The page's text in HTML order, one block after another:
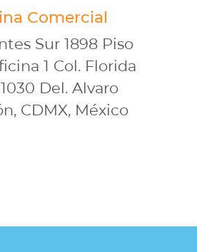
Comercial
Sur 1898 Piso
1 Col. Florida
Del. Alvaro
CDMX, México